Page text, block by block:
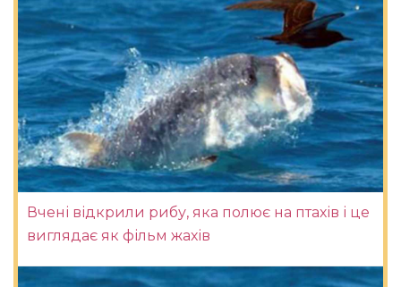
Вчені відкрили рибу, яка полює на птахів і це
виглядає як фільм жахів